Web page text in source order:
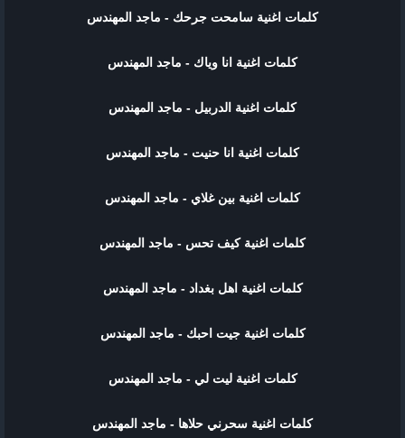
كلمات اغنية سامحت جرحك - ماجد المهندس
كلمات اغنية انا وياك - ماجد المهندس
كلمات اغنية الدربيل - ماجد المهندس
كلمات اغنية انا حنيت - ماجد المهندس
كلمات اغنية بين غلاي - ماجد المهندس
كلمات اغنية كيف تحس - ماجد المهندس
كلمات اغنية اهل بغداد - ماجد المهندس
كلمات اغنية جيت احبك - ماجد المهندس
كلمات اغنية ليت لي - ماجد المهندس
كلمات اغنية سحرني حلاها - ماجد المهندس